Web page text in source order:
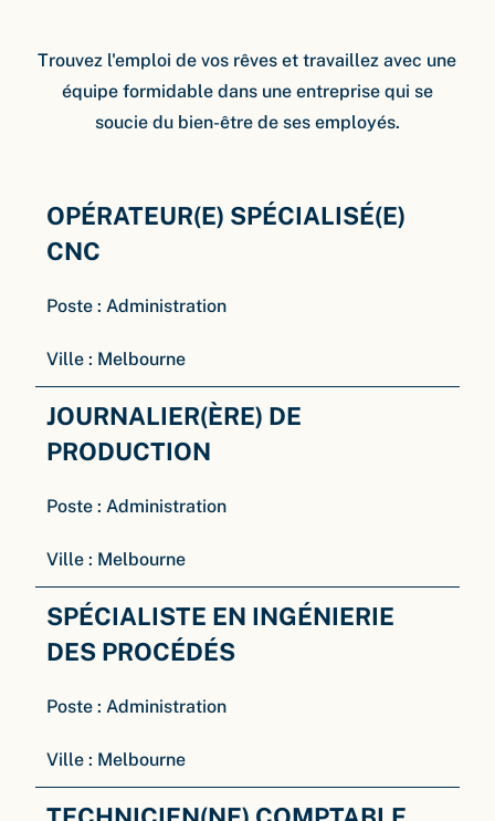
Trouvez l'emploi de vos rêves et travaillez avec une
équipe formidable dans une entreprise qui se
soucie du bien-être de ses employés.
OPÉRATEUR(E) SPÉCIALISÉ(E)
CNC
Poste : Administration
Ville : Melbourne
JOURNALIER(ÈRE) DE
PRODUCTION
Poste : Administration
Ville : Melbourne
SPÉCIALISTE EN INGÉNIERIE
DES PROCÉDÉS
Poste : Administration
Ville : Melbourne